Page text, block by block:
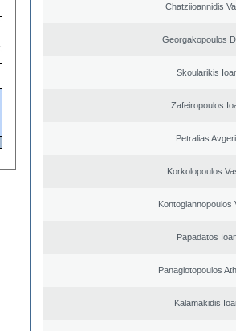
Chatziioannidis
Georgakopoulos
Skoularikis
Zafeiropoulos
Petralias
Korkolopoulos
Kontogiannopoulos
Papadatos
Panagiotopoulos
Kalamakidis